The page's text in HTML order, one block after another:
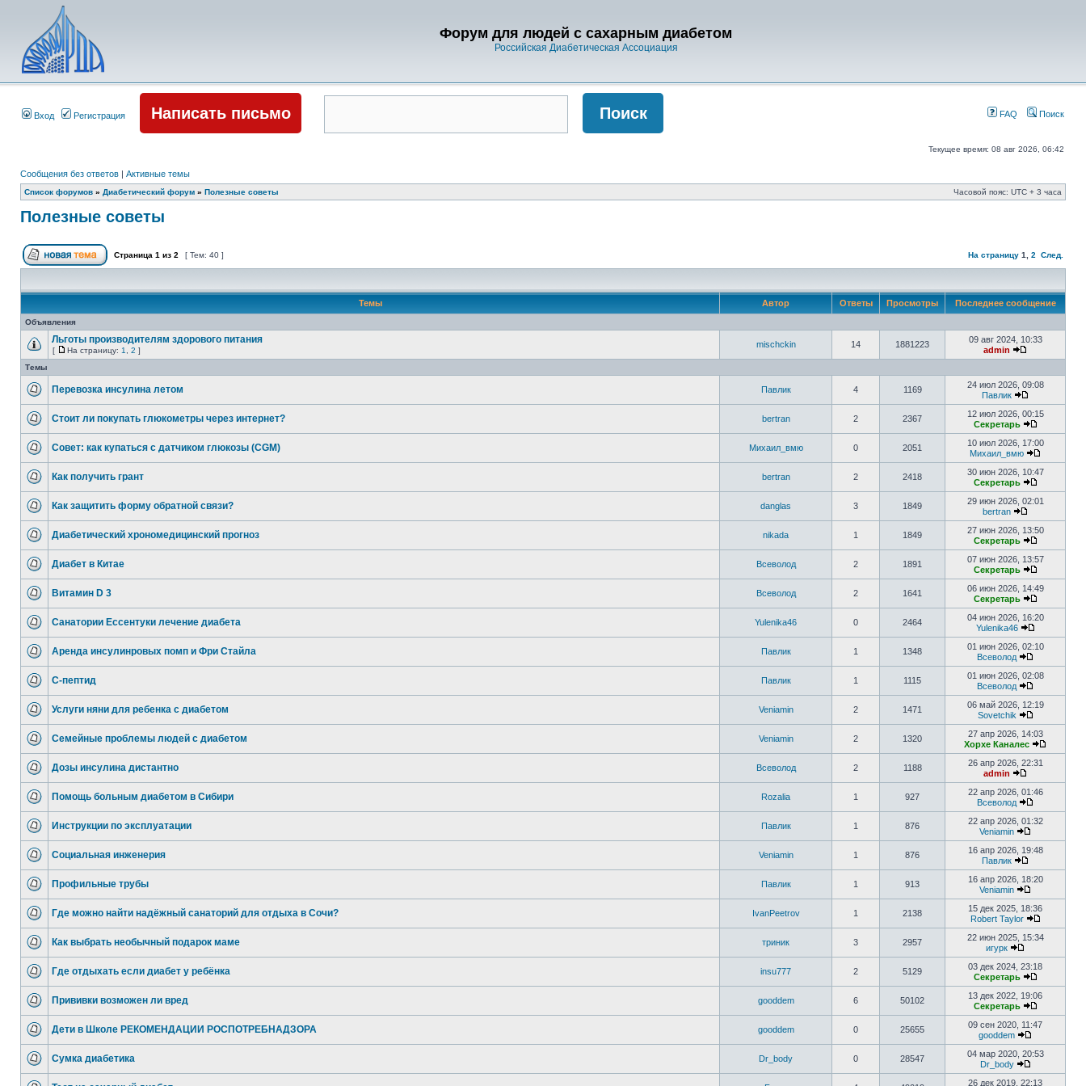
Форум для людей с сахарным диабетом
Российская Диабетическая Ассоциация
Вход Регистрация Написать письмо FAQ Поиск
Текущее время: 08 авг 2026, 06:42
Сообщения без ответов | Активные темы
Список форумов » Диабетический форум » Полезные советы Часовой пояс: UTC + 3 часа
Полезные советы
Страница 1 из 2 [ Тем: 40 ] На страницу 1 2 След.
Темы Автор Ответы Просмотры Последнее сообщение
Объявления
Льготы производителям здорового питания
[ На страницу: 1 2 ]
mischckin 14 1881223
09 авг 2024, 10:33
admin
Темы
Перевозка инсулина летом Павлик 4 1169
24 июл 2026, 09:08
Павлик
Стоит ли покупать глюкометры через интернет? bertran 2 2367
12 июл 2026, 00:15
Секретарь
Совет: как купаться с датчиком глюкозы (CGM) Михаил_вмю 0 2051
10 июл 2026, 17:00
Михаил_вмю
Как получить грант bertran 2 2418
30 июн 2026, 10:47
Секретарь
Как защитить форму обратной связи? danglas 3 1849
29 июн 2026, 02:01
bertran
Диабетический хрономедицинский прогноз nikada 1 1849
27 июн 2026, 13:50
Секретарь
Диабет в Китае Всеволод 2 1891
07 июн 2026, 13:57
Секретарь
Витамин D 3 Всеволод 2 1641
06 июн 2026, 14:49
Секретарь
Санатории Ессентуки лечение диабета Yulenika46 0 2464
04 июн 2026, 16:20
Yulenika46
Аренда инсулинровых помп и Фри Стайла Павлик 1 1348
01 июн 2026, 02:10
Всеволод
С-пептид Павлик 1 1115
01 июн 2026, 02:08
Всеволод
Услуги няни для ребенка с диабетом Veniamin 2 1471
06 май 2026, 12:19
Sovetchik
Семейные проблемы людей с диабетом Veniamin 2 1320
27 апр 2026, 14:03
Хорхе Каналес
Дозы инсулина дистантно Всеволод 2 1188
26 апр 2026, 22:31
admin
Помощь больным диабетом в Сибири Rozalia 1 927
22 апр 2026, 01:46
Всеволод
Инструкции по эксплуатации Павлик 1 876
22 апр 2026, 01:32
Veniamin
Социальная инженерия Veniamin 1 876
16 апр 2026, 19:48
Павлик
Профильные трубы Павлик 1 913
16 апр 2026, 18:20
Veniamin
Где можно найти надёжный санаторий для отдыха в Сочи? IvanPeetrov 1 2138
15 дек 2025, 18:36
Robert Taylor
Как выбрать необычный подарок маме триник 3 2957
22 июн 2025, 15:34
игурк
Где отдыхать если диабет у ребёнка insu777 2 5129
03 дек 2024, 23:18
Секретарь
Прививки возможен ли вред gooddem 6 50102
13 дек 2022, 19:06
Секретарь
Дети в Школе РЕКОМЕНДАЦИИ РОСПОТРЕБНАДЗОРА gooddem 0 25655
09 сен 2020, 11:47
gooddem
Сумка диабетика Dr_body 0 28547
04 мар 2020, 20:53
Dr_body
26 дек 2019, 22:13